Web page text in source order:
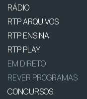
RÁDIO
RTP ARQUIVOS
RTP ENSINA
RTP PLAY
EM DIRETO
REVER PROGRAMAS
CONCURSOS